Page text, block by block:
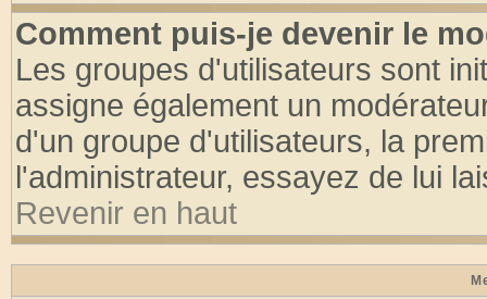
Comment puis-je devenir le
Les groupes d'utilisateurs sont
assigne également un
d'un groupe d'utilisateurs, la
l'administrateur, essayez de lui
Revenir en haut